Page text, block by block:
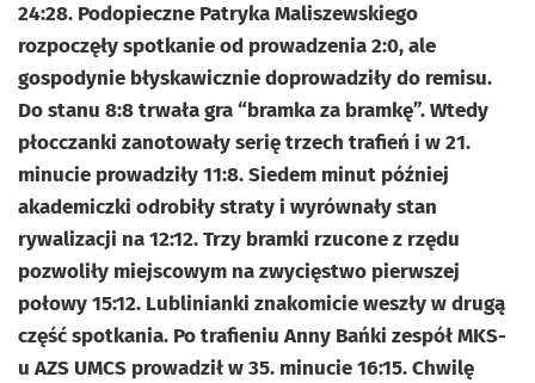
24:28. Podopieczne Patryka Maliszewskiego
rozpoczęły spotkanie od prowadzenia 2:0, ale
gospodynie błyskawicznie doprowadziły do remisu.
Do stanu 8:8 trwała gra “bramka za bramkę”. Wtedy
płocczanki zanotowały serię trzech trafień i w 21.
minucie prowadziły 11:8. Siedem minut później
akademiczki odrobiły straty i wyrównały stan
rywalizacji na 12:12. Trzy bramki rzucone z rzędu
pozwoliły miejscowym na zwycięstwo pierwszej
połowy 15:12. Lublinianki znakomicie weszły w drugą
część spotkania. Po trafieniu Anny Bańki zespół MKS-
u AZS UMCS prowadził w 35. minucie 16:15. Chwilę